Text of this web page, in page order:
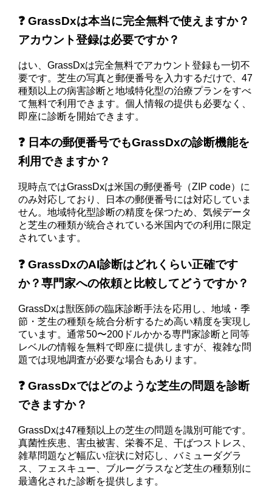
❓ GrassDxは本当に完全無料で使えますか？
アカウント登録は必要ですか？
はい、GrassDxは完全無料でアカウント登録も一切不
要です。芝生の写真と郵便番号を入力するだけで、47
種類以上の病害診断と地域特化型の治療プランをすべ
て無料で利用できます。個人情報の提供も必要なく、
即座に診断を開始できます。
❓ 日本の郵便番号でもGrassDxの診断機能を
利用できますか？
現時点ではGrassDxは米国の郵便番号（ZIP code）に
のみ対応しており、日本の郵便番号には対応していま
せん。地域特化型診断の精度を保つため、気候データ
と芝生の種類が統合されている米国内での利用に限定
されています。
❓ GrassDxのAI診断はどれくらい正確です
か？専門家への依頼と比較してどうですか？
GrassDxは獣医師の臨床診断手法を応用し、地域・季
節・芝生の種類を統合分析するため高い精度を実現し
ています。通常50〜200ドルかかる専門家診断と同等
レベルの情報を無料で即座に提供しますが、複雑な問
題では現地調査が必要な場合もあります。
❓ GrassDxではどのような芝生の問題を診断
できますか？
GrassDxは47種類以上の芝生の問題を識別可能です。
真菌性疾患、害虫被害、栄養不足、干ばつストレス、
雑草問題など幅広い症状に対応し、バミューダグラ
ス、フェスキュー、ブルーグラスなど芝生の種類別に
最適化された診断を提供します。